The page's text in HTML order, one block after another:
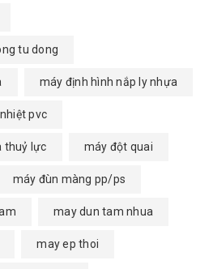
tu dong
máy định hình nắp ly nhựa
pvc
thuỷ lực máy đột quai
máy đùn màng pp/ps
may dun tam nhua
may ep thoi